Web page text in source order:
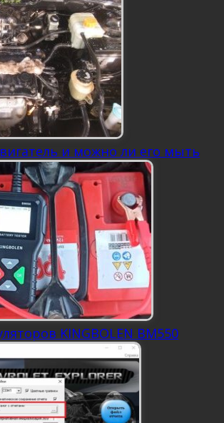
и можно ли его мыть
KINGBOLEN BM550